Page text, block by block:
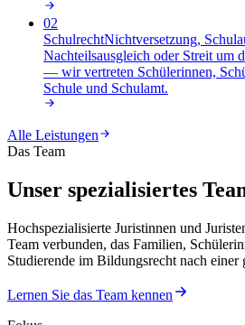
02
SchulrechtNichtversetzung,
Nachteilsausgleich oder Streit um
— wir vertreten Schülerinnen,
Schule und Schulamt.
Alle Leistungen
Das Team
Unser spezialisiertes
Hochspezialisierte Juristinnen und
Team verbunden, das Familien,
Studierende im Bildungsrecht nach
Lernen Sie das Team kennen